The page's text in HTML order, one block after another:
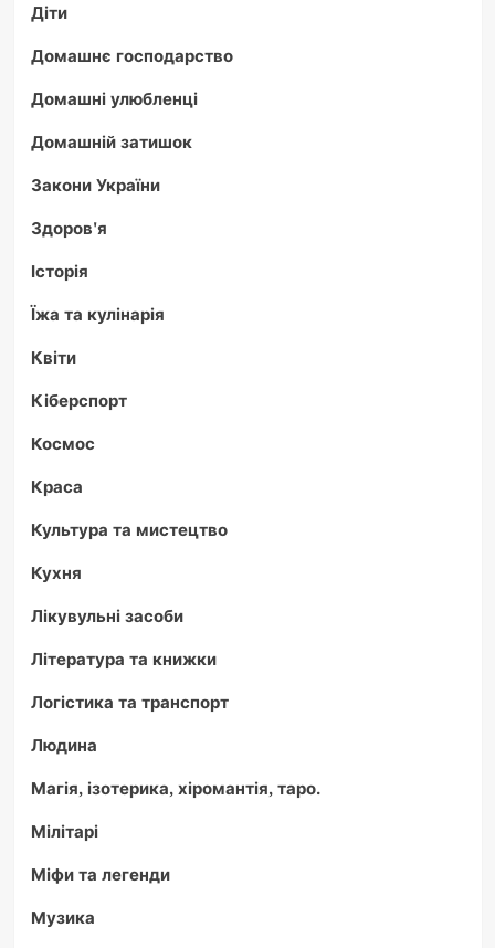
Діти
Домашнє господарство
Домашні улюбленці
Домашній затишок
Закони України
Здоров'я
Історія
Їжа та кулінарія
Квіти
Кіберспорт
Космос
Краса
Культура та мистецтво
Кухня
Лікувульні засоби
Література та книжки
Логістика та транспорт
Людина
Магія, ізотерика, хіромантія, таро.
Мілітарі
Міфи та легенди
Музика